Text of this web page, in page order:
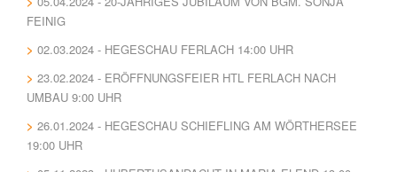
FEINIG
02.03.2024 - HEGESCHAU FERLACH 14:00 UHR
23.02.2024 - ERÖFFNUNGSFEIER HTL FERLACH NACH
UMBAU 9:00 UHR
26.01.2024 - HEGESCHAU SCHIEFLING AM WÖRTHERSEE
19:00 UHR